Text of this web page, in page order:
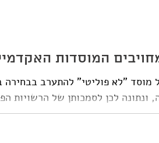
המוסדות
מוסד "לא פוליטי" להתערב בבחירה
לכן לסמכותן של הרשויות
מסמכותן ופעולה לשם הגנה על
מראשי האוניברסיטאות להתחייב